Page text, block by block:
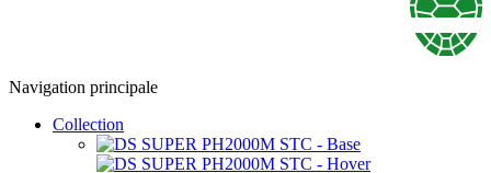
Navigation principale
Collection